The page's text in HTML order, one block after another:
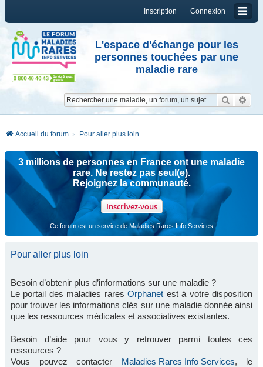
Connexion
Inscription
L'espace d'échange pour les
personnes touchées par une
maladie rare
Accueil du forum Pour aller plus loin
3 millions de personnes en France ont une maladie
rare. Ne restez pas seul(e).
Rejoignez la communauté.
Inscrivez-vous
Ce forum est un service de Maladies Rares Info Services
Pour aller plus loin
Besoin d’obtenir plus d’informations sur une maladie ?
Le portail des maladies raresOrphanet est à votre disposition
pour trouver les informations clés sur une maladie donnée ainsi
que les ressources médicales et associatives existantes.
Besoin d’aide pour vous y retrouver parmi toutes ces
ressources ?
Vous pouvez contacter Maladies Rares Info Services, le